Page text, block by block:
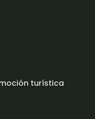
turística